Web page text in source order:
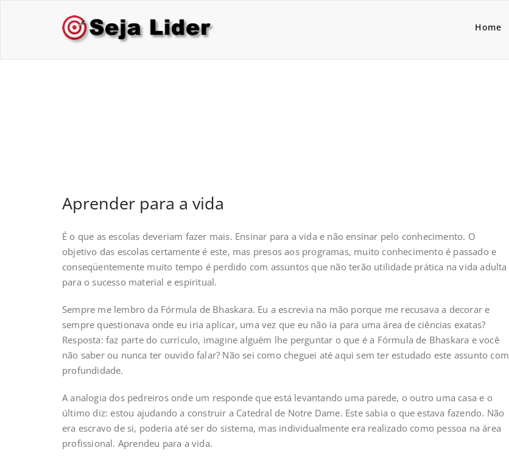
Home
Aprender para a vida
É o que as escolas deveriam fazer mais. Ensinar para a vida e não ensinar pelo conhecimento. O
objetivo das escolas certamente é este, mas presos aos programas, muito conhecimento é passado e
conseqüentemente muito tempo é perdido com assuntos que não terão utilidade prática na vida adulta
para o sucesso material e espiritual.
Sempre me lembro da Fórmula de Bhaskara. Eu a escrevia na mão porque me recusava a decorar e
sempre questionava onde eu iria aplicar, uma vez que eu não ia para uma área de ciências exatas?
Resposta: faz parte do currículo, imagine alguém lhe perguntar o que é a Fórmula de Bhaskara e você
não saber ou nunca ter ouvido falar? Não sei como cheguei até aqui sem ter estudado este assunto com
profundidade.
A analogia dos pedreiros onde um responde que está levantando uma parede, o outro uma casa e o
último diz: estou ajudando a construir a Catedral de Notre Dame. Este sabia o que estava fazendo. Não
era escravo de si, poderia até ser do sistema, mas individualmente era realizado como pessoa na área
profissional. Aprendeu para a vida.